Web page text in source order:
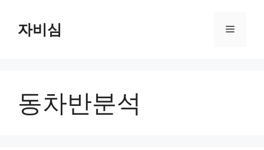
자비심 메
동차반분석